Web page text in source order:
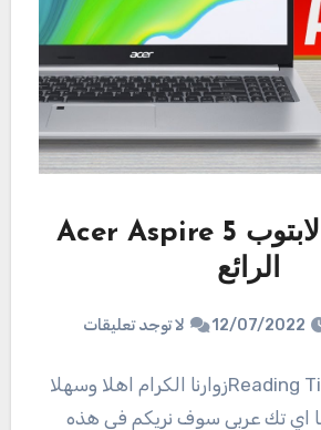
مواصفات لابتوب Acer Aspire 5
الرائع
12/07/2022 لا توجد تعليقات
Reading Time: < 1 minuteزوارنا الكرام اهلا وسهلا
اي تك عربي سوف نريكم في هذه